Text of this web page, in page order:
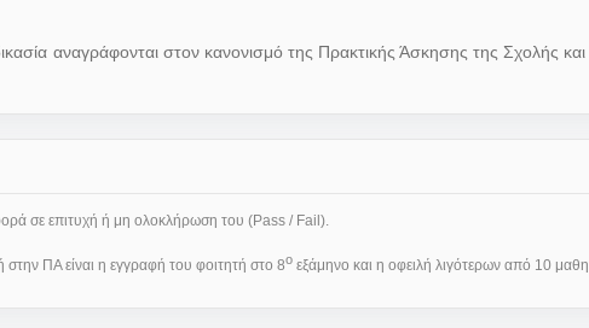
αναγράφονται στον κανονισμό της Πρακτικής Άσκησης της Σχολής
σε επιτυχή ή μη ολοκλήρωση του (Pass / Fail).
ΠΑ είναι η εγγραφή του φοιτητή στο 8ο εξάμηνο και η οφειλή λιγότερων από 10